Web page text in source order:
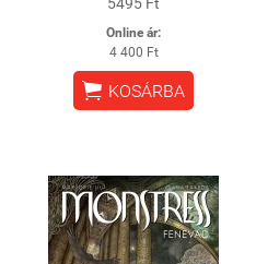
5495 Ft
Online ár:
4 400 Ft
 KOSÁRBA